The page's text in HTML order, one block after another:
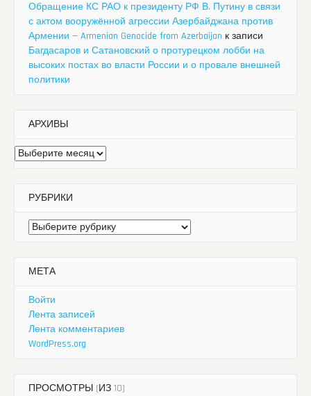
Обращение КС РАО к президенту РФ В. Путину в связи
с актом вооружённой агрессии Азербайджана против
Армении — Armenian Genocide from Azerbaijan к записи
Багдасаров и Сатановский о протурецком лобби на
высоких постах во власти России и о провале внешней
политики
АРХИВЫ
Архивы
РУБРИКИ
Рубрики
МЕТА
Войти
Лента записей
Лента комментариев
WordPress.org
ПРОСМОТРЫ (ИЗ 10)